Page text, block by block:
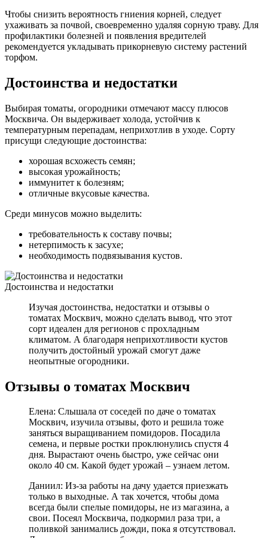
Чтобы снизить вероятность гниения корней, следует
ухаживать за почвой, своевременно удаляя сорную траву. Для
профилактики болезней и появления вредителей
рекомендуется укладывать прикорневую систему растений
торфом.
Достоинства и недостатки
Выбирая томаты, огородники отмечают массу плюсов
Москвича. Он выдерживает холода, устойчив к
температурным перепадам, неприхотлив в уходе. Сорту
присущи следующие достоинства:
хорошая всхожесть семян;
высокая урожайность;
иммунитет к болезням;
отличные вкусовые качества.
Среди минусов можно выделить:
требовательность к составу почвы;
нетерпимость к засухе;
необходимость подвязывания кустов.
Достоинства и недостатки
Изучая достоинства, недостатки и отзывы о
томатах Москвич, можно сделать вывод, что этот
сорт идеален для регионов с прохладным
климатом. А благодаря неприхотливости кустов
получить достойный урожай смогут даже
неопытные огородники.
Отзывы о томатах Москвич
Елена: Слышала от соседей по даче о томатах
Москвич, изучила отзывы, фото и решила тоже
заняться выращиванием помидоров. Посадила
семена, и первые ростки проклюнулись спустя 4
дня. Вырастают очень быстро, уже сейчас они
около 40 см. Какой будет урожай – узнаем летом.
Даниил: Из-за работы на дачу удается приезжать
только в выходные. А так хочется, чтобы дома
всегда были спелые помидоры, не из магазина, а
свои. Посеял Москвича, подкормил раза три, а
поливкой занимались дожди, пока я отсутствовал.